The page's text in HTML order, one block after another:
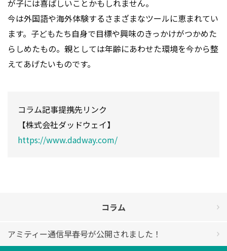
が子には喜ばしいことかもしれません。
今は外国語や海外体験するさまざまなツールに恵まれてい
ます。子どもたち自身で目標や興味のきっかけがつかめた
らしめたもの。親としては年齢にあわせた環境を今から整
えてあげたいものです。
コラム記事提携先リンク
【株式会社ダッドウェイ】
https://www.dadway.com/
コラム
アミティー通信早春号が公開されました！